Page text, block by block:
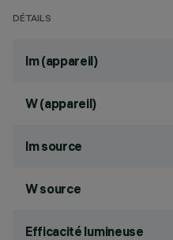
DÉTAILS
lm (appareil)
W (appareil)
lm source
W source
Efficacité lumineuse